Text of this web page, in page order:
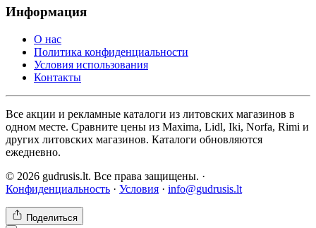
Информация
О нас
Политика конфиденциальности
Условия использования
Контакты
Все акции и рекламные каталоги из литовских магазинов в
одном месте. Сравните цены из Maxima, Lidl, Iki, Norfa, Rimi и
других литовских магазинов. Каталоги обновляются
ежедневно.
© 2026 gudrusis.lt. Все права защищены. ·
Конфиденциальность · Условия · info@gudrusis.lt
Поделиться